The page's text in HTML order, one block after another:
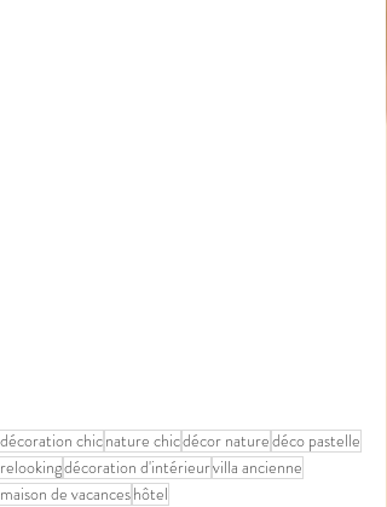
décoration chicnature chicdécor naturedéco pastelle
relookingdécoration d'intérieurvilla ancienne
maison de vacanceshôtel